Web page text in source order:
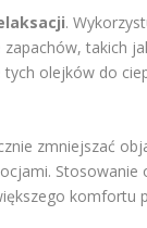
.
zapachów, takich
olejków do
zmniejszać
Stosowanie
komfortu